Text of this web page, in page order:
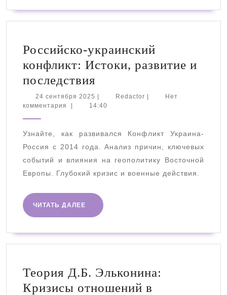
Российско-украинский
конфликт: Истоки, развитие и
последствия
украинский
конфликт:
развитие
и
последствия
24 сентября 2025 24
сентября
| Redactor Redactor
|
Нет
комментария
| 14:40
Узнайте, как развивался Конфликт Украина-
Россия с 2014 года. Анализ причин, ключевых
событий и влияния на геополитику Восточной
Европы. Глубокий кризис и военные действия.
ЧИТАТЬ ДАЛЕЕ
ЧИТАТЬ
ДАЛЕЕ
Теория Д.Б. Эльконина:
Кризисы отношений в